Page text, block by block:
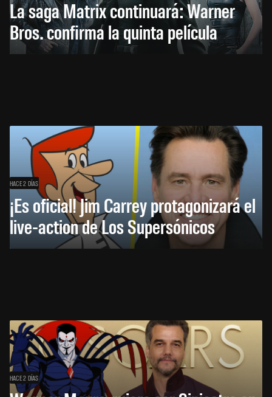
La saga Matrix continuará: Warner
Bros. confirma la quinta película
HACE 2 DÍAS
¡Es oficial! Jim Carrey protagonizará el
live-action de Los Supersónicos
HACE 2 DÍAS